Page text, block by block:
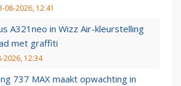
08-2026, 12:41
A321neo in Wizz Air-kleurstelling
met graffiti
2026, 12:34
737 MAX maakt opwachting in